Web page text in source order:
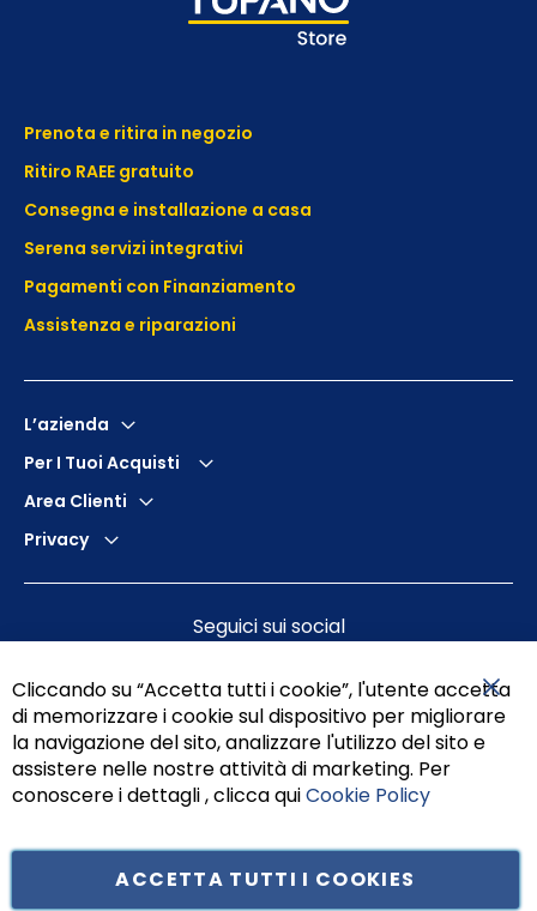
Prenota e ritira in negozio
Ritiro RAEE gratuito
Consegna e installazione a casa
Serena servizi integrativi
Pagamenti con Finanziamento
Assistenza e riparazioni
L’azienda
Per I Tuoi Acquisti
Area Clienti
Privacy
Seguici sui social
Cliccando su “Accetta tutti i cookie”, l'utente accetta
di memorizzare i cookie sul dispositivo per migliorare
la navigazione del sito, analizzare l'utilizzo del sito e
assistere nelle nostre attività di marketing. Per
conoscere i dettagli , clicca quiCookie Policy
ACCETTA TUTTI I COOKIES